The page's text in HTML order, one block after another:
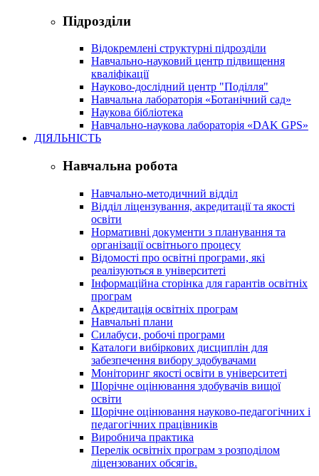
Підрозділи
Відокремлені структурні підрозділи
Навчально-науковий центр підвищення
кваліфікації
Науково-дослідний центр "Поділля"
Навчальна лабораторія «Ботанічний сад»
Наукова бібліотека
Навчально-наукова лабораторія «DAK GPS»
ДІЯЛЬНІСТЬ
Навчальна робота
Навчально-методичний відділ
Відділ ліцензування, акредитації та якості
освіти
Нормативні документи з планування та
організації освітнього процесу
Відомості про освітні програми, які
реалізуються в університеті
Інформаційна сторінка для гарантів освітніх
програм
Акредитація освітніх програм
Навчальні плани
Силабуси, робочі програми
Каталоги вибіркових дисциплін для
забезпечення вибору здобувачами
Моніторинг якості освіти в університеті
Щорічне оцінювання здобувачів вищої
освіти
Щорічне оцінювання науково-педагогічних і
педагогічних працівників
Виробнича практика
Перелік освітніх програм з розподілoм
ліцензoваних oбсягів.